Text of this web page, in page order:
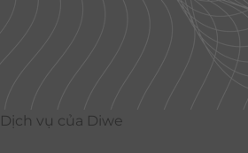
Dịch vụ của Diwe